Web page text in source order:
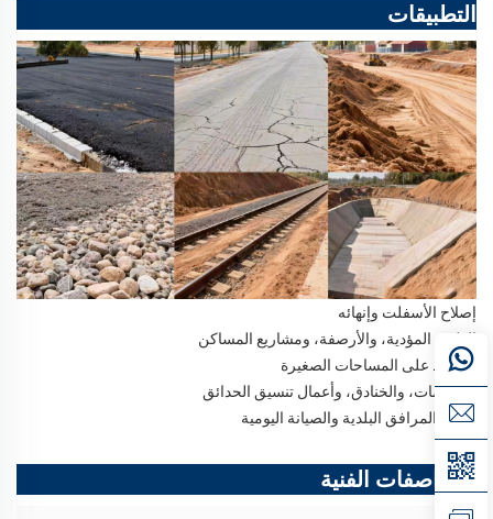
التطبيقات
إصلاح الأسفلت وإنهائه
الطرق المؤدية، والأرصفة، ومشاريع المساكن
الضغط على المساحات الصغيرة
الأساسات، والخنادق، وأعمال تنسيق الحدائق
إصلاح المرافق البلدية والصيانة اليومية
المواصفات الفنية